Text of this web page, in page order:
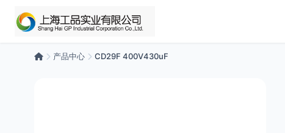
产品中心 CD29F 400V430uF